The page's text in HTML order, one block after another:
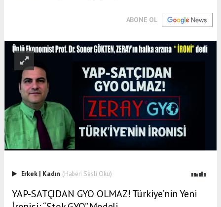
ABONE OL
Erkek | Kadın (Haberi Sesli Oku)
YAP-SATÇIDAN GYO OLMAZ! Türkiye’nin Yeni